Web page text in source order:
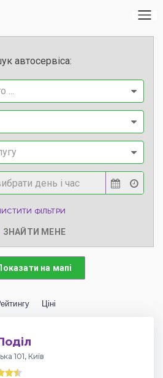
автосервіса:
...
ФІЛЬТРИ
ЗНАЙТИ МЕНЕ
на мапі
Ціні
101, Київ